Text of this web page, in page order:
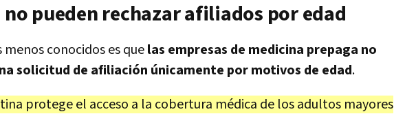
no pueden rechazar afiliados por edad
conocidos es quelas empresas de medicina prepaga no
solicitud de afiliación únicamente por motivos de edad.
protege el acceso a la cobertura médica de los adultos mayores